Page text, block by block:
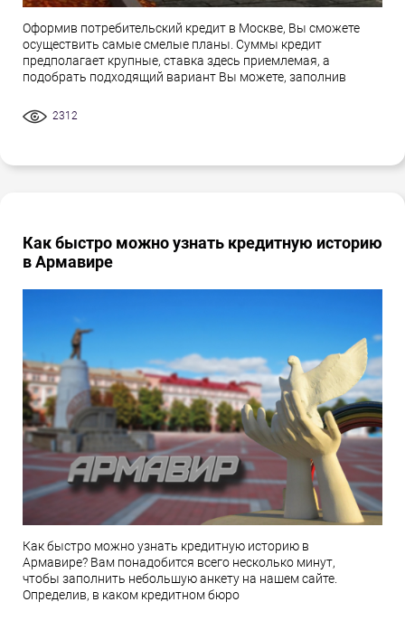
Оформив потребительский кредит в Москве, Вы сможете
осуществить самые смелые планы. Суммы кредит
предполагает крупные, ставка здесь приемлемая, а
подобрать подходящий вариант Вы можете, заполнив
2312
Как быстро можно узнать кредитную историю
в Армавире
Как быстро можно узнать кредитную историю в
Армавире? Вам понадобится всего несколько минут,
чтобы заполнить небольшую анкету на нашем сайте.
Определив, в каком кредитном бюро